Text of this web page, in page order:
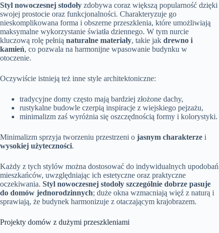
Styl nowoczesnej stodoły zdobywa coraz większą popularność dzięki
swojej prostocie oraz funkcjonalności. Charakteryzuje go
nieskomplikowana forma i obszerne przeszklenia, które umożliwiają
maksymalne wykorzystanie światła dziennego. W tym nurcie
kluczową rolę pełnią naturalne materiały, takie jak drewno i
kamień, co pozwala na harmonijne wpasowanie budynku w
otoczenie.
Oczywiście istnieją też inne style architektoniczne:
tradycyjne domy często mają bardziej złożone dachy,
rustykalne budowle czerpią inspiracje z wiejskiego pejzażu,
minimalizm zaś wyróżnia się oszczędnością formy i kolorystyki.
Minimalizm sprzyja tworzeniu przestrzeni o jasnym charakterze i
wysokiej użyteczności.
Każdy z tych stylów można dostosować do indywidualnych upodobań
mieszkańców, uwzględniając ich estetyczne oraz praktyczne
oczekiwania. Styl nowoczesnej stodoły szczególnie dobrze pasuje
do domów jednorodzinnych; duże okna wzmacniają więź z naturą i
sprawiają, że budynek harmonizuje z otaczającym krajobrazem.
Projekty domów z dużymi przeszkleniami